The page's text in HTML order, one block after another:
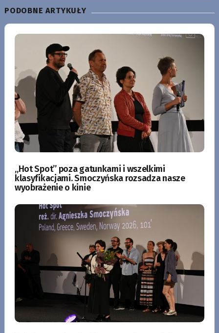
PODOBNE ARTYKUŁY
„Hot Spot” poza gatunkami i wszelkimi
klasyfikacjami. Smoczyńska rozsadza nasze
wyobrażenie o kinie